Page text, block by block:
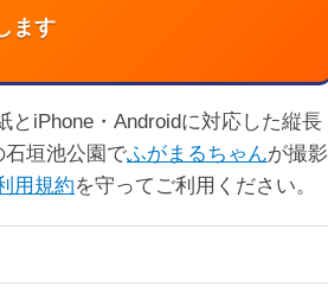
ます
iPhone・Androidに対応した縦長
垣池公園でふがまるちゃんが撮影
用規約を守ってご利用ください。